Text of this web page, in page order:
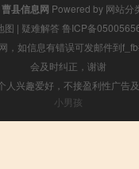
曹县信息网 Powered by 网站分
图 | 疑难解答 鲁ICP备
，如信息有错误可发邮件到
会及时纠正，谢谢
人兴趣爱好，不接盈利性广告
小男孩